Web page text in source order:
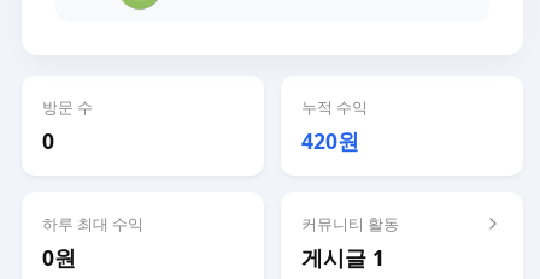
방문 수
0
누적 수익
420원
하루 최대 수익
0원
커뮤니티 활동
게시글 1